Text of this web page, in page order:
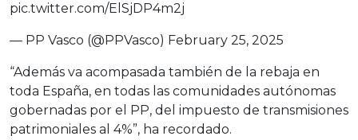
pic.twitter.com/ElSjDP4m2j
— PP Vasco (@PPVasco) February 25, 2025
“Además va acompasada también de la rebaja en
toda España, en todas las comunidades autónomas
gobernadas por el PP, del impuesto de transmisiones
patrimoniales al 4%”, ha recordado.